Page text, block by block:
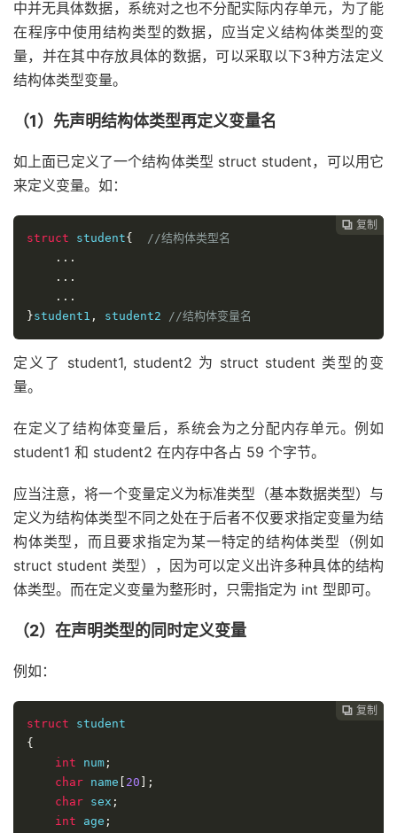
中并无具体数据，系统对之也不分配实际内存单元，为了能
在程序中使用结构类型的数据，应当定义结构体类型的变
量，并在其中存放具体的数据，可以采取以下3种方法定义
结构体类型变量。
（1）先声明结构体类型再定义变量名
如上面已定义了一个结构体类型 struct student，可以用它
来定义变量。如：
 复制
struct student{
//结构体类型名
...
...
...
}student1 , student2 //结构体变量名
定义了 student1, student2 为 struct student 类型的变
量。
在定义了结构体变量后，系统会为之分配内存单元。例如
student1 和 student2 在内存中各占 59 个字节。
应当注意，将一个变量定义为标准类型（基本数据类型）与
定义为结构体类型不同之处在于后者不仅要求指定变量为结
构体类型，而且要求指定为某一特定的结构体类型（例如
struct student 类型），因为可以定义出许多种具体的结构
体类型。而在定义变量为整形时，只需指定为 int 型即可。
（2）在声明类型的同时定义变量
例如：
 复制
struct
{
int num ;
char name 20 ];
char sex ;
int age ;